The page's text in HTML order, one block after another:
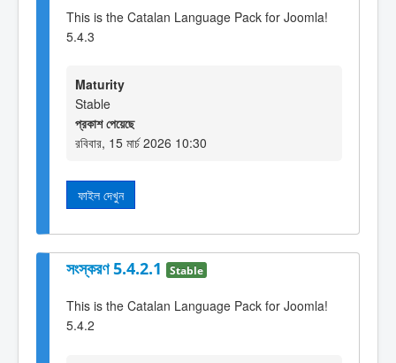
This is the Catalan Language Pack for Joomla!
5.4.3
Maturity
Stable
প্রকাশ পেয়েছে
রবিবার, 15 মার্চ 2026 10:30
ফাইল দেখুন
সংস্করণ 5.4.2.1 Stable
This is the Catalan Language Pack for Joomla!
5.4.2